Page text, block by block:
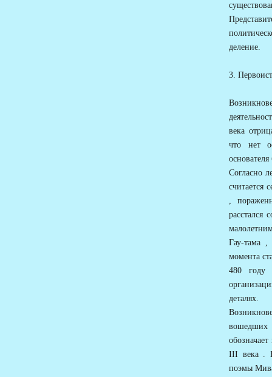
деление.
3.
века
что нет
Согласно
считается
,
расстался
Гау-тама
момента
480 году
деталях.
вошедших
III века . В
поэмы